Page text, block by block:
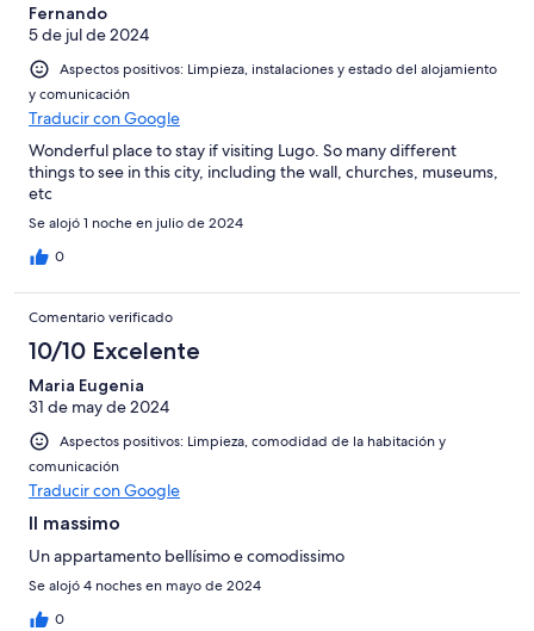
Fernando
5 de jul de 2024
Aspectos positivos: Limpieza, instalaciones y estado del alojamiento
y comunicación
Traducir con Google
Wonderful place to stay if visiting Lugo. So many different
things to see in this city, including the wall, churches, museums,
etc
Se alojó 1 noche en julio de 2024
0
Comentario verificado
10/10 Excelente
Maria Eugenia
31 de may de 2024
Aspectos positivos: Limpieza, comodidad de la habitación y
comunicación
Traducir con Google
Il massimo
Un appartamento bellísimo e comodissimo
Se alojó 4 noches en mayo de 2024
0